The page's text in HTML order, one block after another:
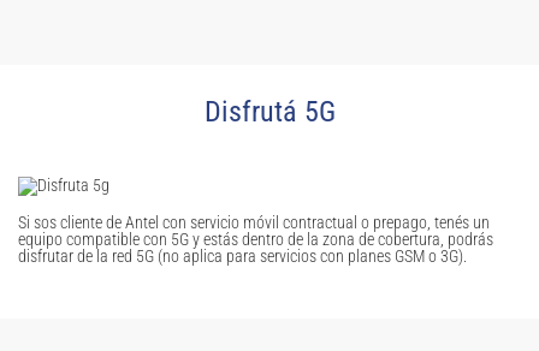
Disfrutá 5G
Si sos cliente de Antel con servicio móvil contractual o prepago, tenés un
equipo compatible con 5G y estás dentro de la zona de cobertura, podrás
disfrutar de la red 5G (no aplica para servicios con planes GSM o 3G).